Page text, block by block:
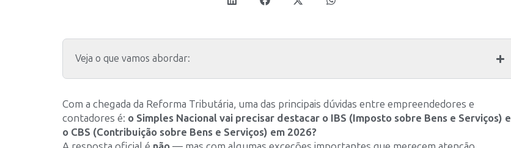
Veja o que vamos abordar:
Com a chegada da Reforma Tributária, uma das principais dúvidas entre empreendedores e
contadores é: o Simples Nacional vai precisar destacar o IBS (Imposto sobre Bens e Serviços) e
o CBS (Contribuição sobre Bens e Serviços) em 2026?